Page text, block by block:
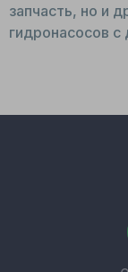
запчасть, но и
гидронасосов с